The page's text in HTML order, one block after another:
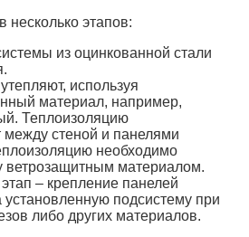
несколько этапов:
из оцинкованной стали
используя
материал, например,
Теплоизоляцию
между стеной и панелями
необходимо
ветрозащитным материалом.
– крепление панелей
подсистему при
либо других материалов.